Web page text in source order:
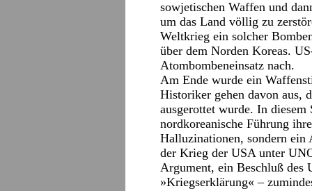
sowjetischen Waffen und
um das Land völlig zu
Weltkrieg ein solcher
über dem Norden Koreas.
Atombombeneinsatz nach.
Am Ende wurde ein
Historiker gehen davon aus,
ausgerottet wurde. In
nordkoreanische Führung
Halluzinationen, sondern ein
der Krieg der USA unter
Argument, ein Beschluß des
»Kriegserklärung« –